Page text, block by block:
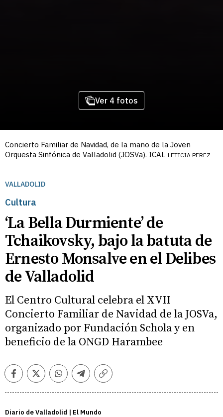
Ver 4 fotos
Concierto Familiar de Navidad, de la mano de la Joven
Orquesta Sinfónica de Valladolid (JOSVa). ICAL LETICIA PEREZ
VALLADOLID
Cultura
‘La Bella Durmiente’ de
Tchaikovsky, bajo la batuta de
Ernesto Monsalve en el Delibes
de Valladolid
El Centro Cultural celebra el XVII
Concierto Familiar de Navidad de la JOSVa,
organizado por Fundación Schola y en
beneficio de la ONGD Harambee
FacebookTwitterWhatsappTelegramCopiar
Diario de Valladolid | El Mundo